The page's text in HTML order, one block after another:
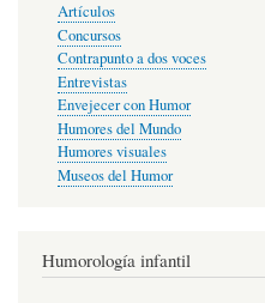
Artículos
Concursos
Contrapunto a dos voces
Entrevistas
Envejecer con Humor
Humores del Mundo
Humores visuales
Museos del Humor
Humorología infantil